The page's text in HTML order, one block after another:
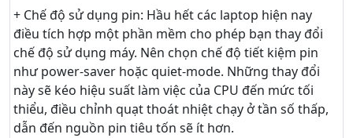
+ Chế độ sử dụng pin: Hầu hết các laptop hiện nay
điều tích hợp một phần mềm cho phép bạn thay đổi
chế độ sử dụng máy. Nên chọn chế độ tiết kiệm pin
như power-saver hoặc quiet-mode. Những thay đổi
này sẽ kéo hiệu suất làm việc của CPU đến mức tối
thiểu, điều chỉnh quạt thoát nhiệt chạy ở tần số thấp,
dẫn đến nguồn pin tiêu tốn sẽ ít hơn.